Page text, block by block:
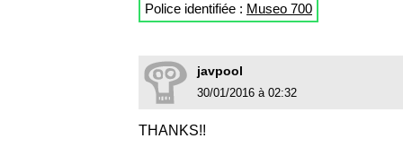
Police identifiée : Museo 700
javpool
30/01/2016 à 02:32
THANKS!!